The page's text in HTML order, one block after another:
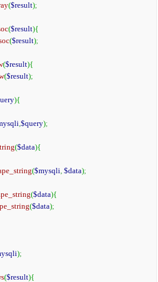
($result);
($result){
($result);
($result){
($result);
){
,$query);
($data){
($mysqli, $data);
($data){
($data);
);
($result){